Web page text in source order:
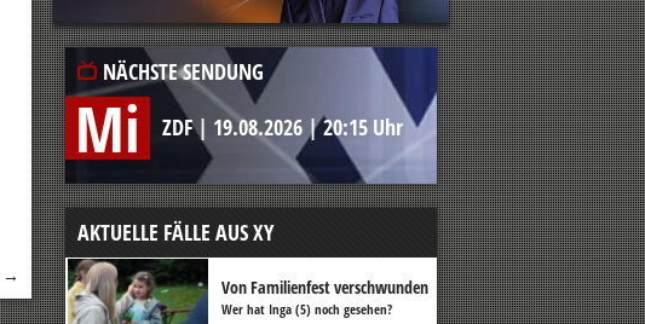
→
NÄCHSTE SENDUNG
Mi ZDF| 19.08.2026 |20:15 Uhr
AKTUELLE FÄLLE AUS XY
Von Familienfest verschwunden
Wer hat Inga (5) noch gesehen?